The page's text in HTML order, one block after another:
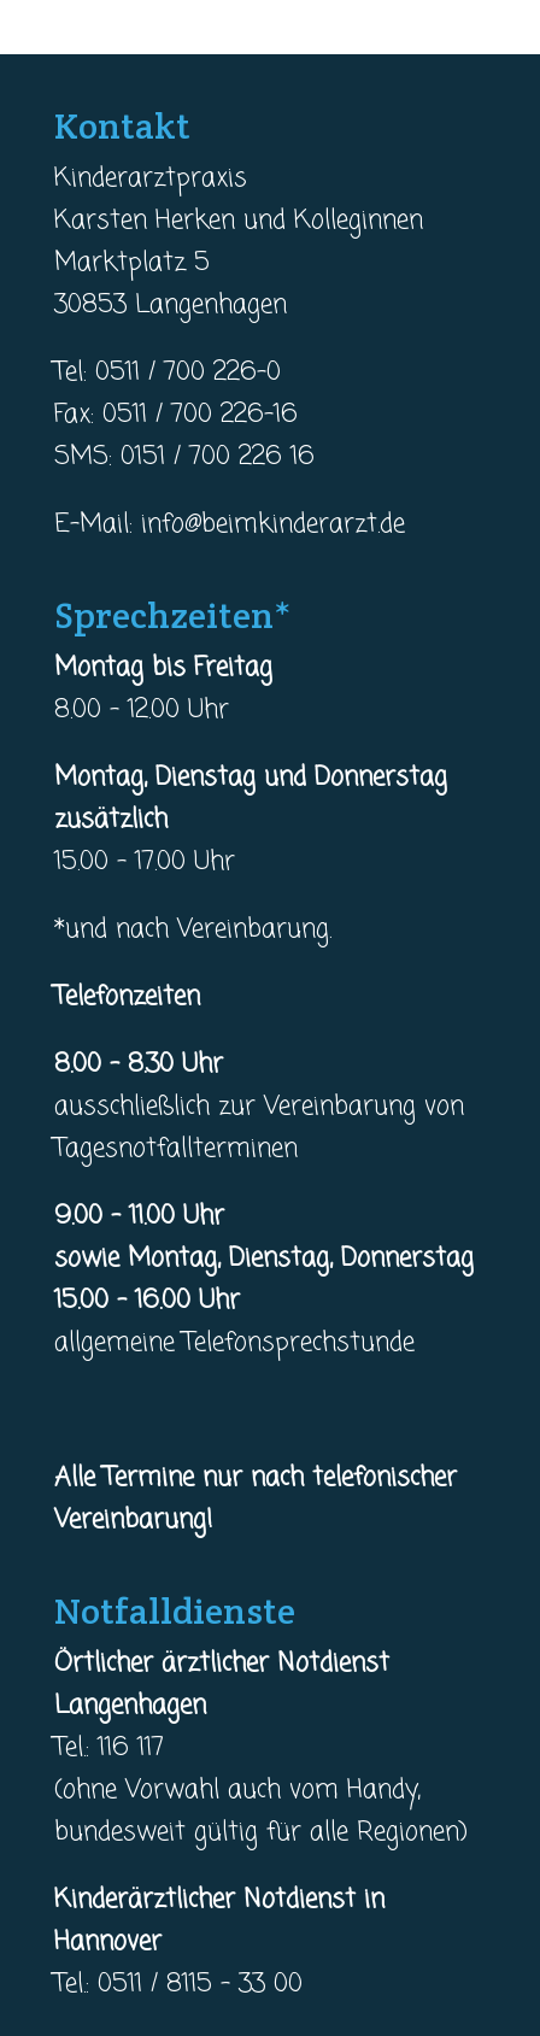
Kontakt
Kinderarztpraxis
Karsten Herken und Kolleginnen
Marktplatz 5
30853 Langenhagen
Tel: 0511 / 700 226-0
Fax: 0511 / 700 226-16
SMS: 0151 / 700 226 16
E-Mail: info@beimkinderarzt.de
Sprechzeiten*
Montag bis Freitag
8.00 – 12.00 Uhr
Montag, Dienstag und Donnerstag
zusätzlich
15.00 – 17.00 Uhr
*und nach Vereinbarung.
Telefonzeiten
8.00 – 8.30 Uhr
ausschließlich zur Vereinbarung von
Tagesnotfallterminen
9.00 – 11.00 Uhr
sowie Montag, Dienstag, Donnerstag
15.00 – 16.00 Uhr
allgemeine Telefonsprechstunde
Alle Termine nur nach telefonischer
Vereinbarung!
Notfalldienste
Örtlicher ärztlicher Notdienst
Langenhagen
Tel.: 116 117
(ohne Vorwahl auch vom Handy,
bundesweit gültig für alle Regionen)
Kinderärztlicher Notdienst in
Hannover
Tel.: 0511 / 8115 – 33 00